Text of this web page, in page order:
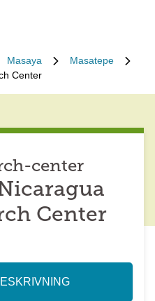
Masaya
Masatepe
Center
center
Center